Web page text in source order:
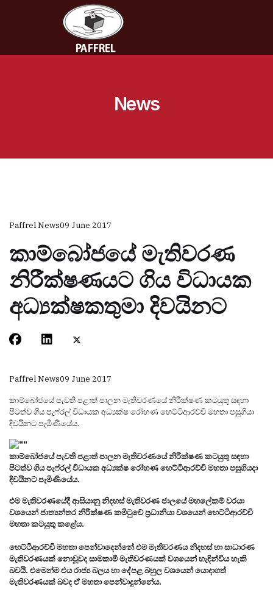
News
Paffrel News09 June 2017
කාම්බෝජයේ මැතිවරණ
නිරීක්ෂණයට ගිය විධායක
අධ්‍යක්ෂකතුමා දිවයිනට
Paffrel News09 June 2017
කාම්බෝජයේ පැවති පළාත් පාලන මැතිවරණයේ නිරීක්ෂණ කටයුතු සඳහා
පිටත්ව ගිය පැෆ්රල් විධායක අධ්‍යක්ෂ රෝහණ හෙට්ටිආරච්චි මහතා පසුගියා
දිවයිනට පැමිණියේය.
කාම්බෝජයේ පැවති පළාත් පාලන මැතිවරණයේ නිරීක්ෂණ කටයුතු සඳහා
පිටත්ව ගිය පැෆ්රල් විධායක අධ්‍යක්ෂ රෝහණ හෙට්ටිආරච්චි මහතා පසුගියදා
දිවයිනට පැමිණියේය.
එම මැතිවරණයේදී ආසියානු නිදහස් මැතිවරණ ජාලයේ මහලේකම් වරයා
වශයෙන් ජාත්‍යන්තර නිරීක්ෂණ කමිටුවේ ප්‍රධානියා වශයෙන් හෙට්ටිආරච්චි
මහතා කටයුතු කළේය.
හෙට්ටිආරච්චි මහතා පෙන්වාදෙන්නේ එම මැතිවරණය නිදහස් හා සාධාරණ
මැතිවරණයක් නොවූවද සාමකාමී මැතිවරණයක් වශයෙන් හැඳින්විය හැකි
බවයි. එමෙන්ම එය රාජ්‍ය බලය හා දේපළ බහුල වශයෙන් යොදාගත්
මැතිවරණයක් බවද ඒ මහතා පෙන්වාදුන්නේය.